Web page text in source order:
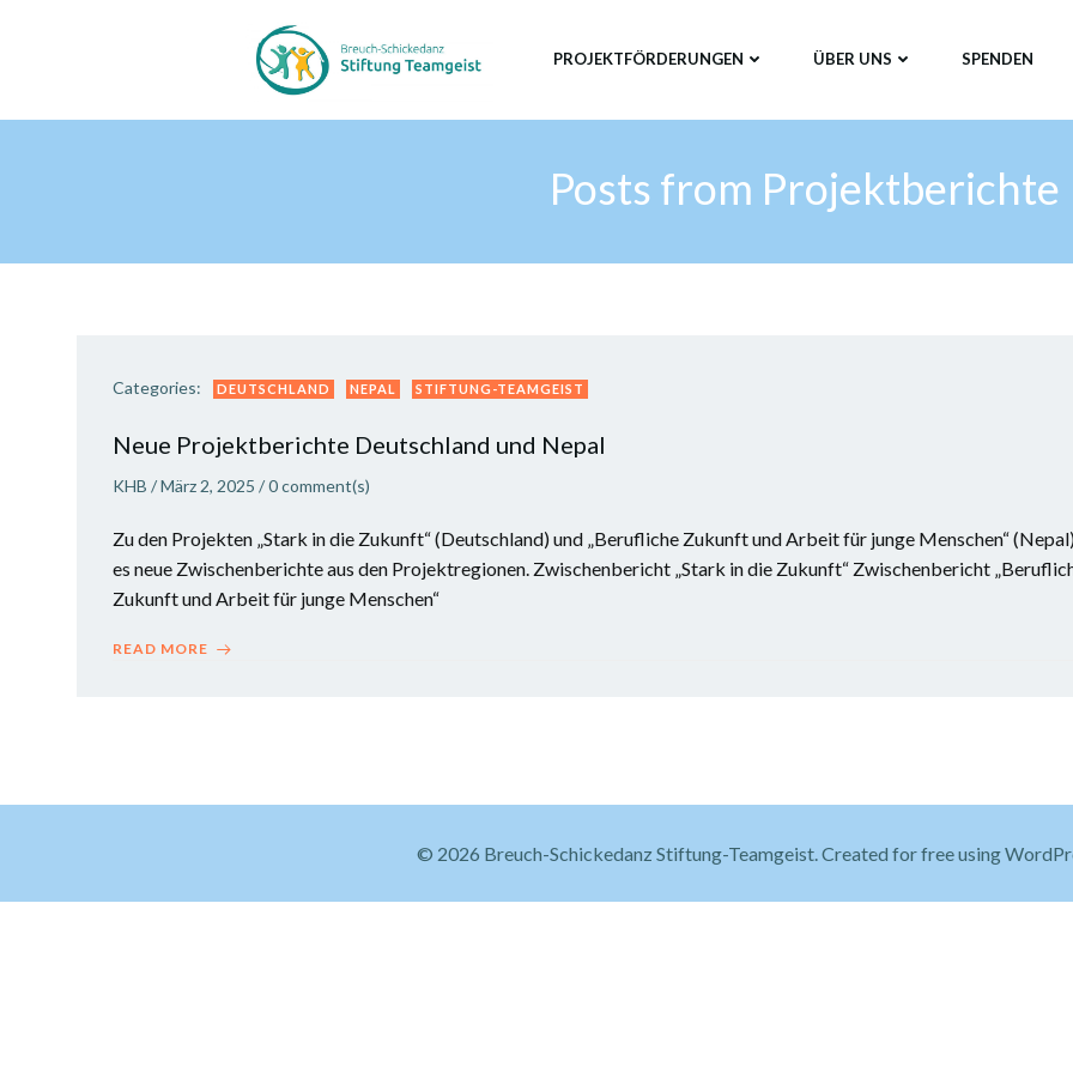
PROJEKTFÖRDERUNGEN ÜBER UNS SPENDEN
Posts from Projektberichte
Categories: DEUTSCHLAND NEPAL STIFTUNG-TEAMGEIST
Neue Projektberichte Deutschland und Nepal
KHB /März 2, 2025 /0comment(s)
Zu den Projekten „Stark in die Zukunft“ (Deutschland) und „Berufliche Zukunft und Arbeit für junge Menschen“
es neue Zwischenberichte aus den Projektregionen. Zwischenbericht „Stark in die Zukunft“ Zwischenbericht
Zukunft und Arbeit für junge Menschen“
READ MORE
© 2026 Breuch-Schickedanz Stiftung-Teamgeist. Created for free using